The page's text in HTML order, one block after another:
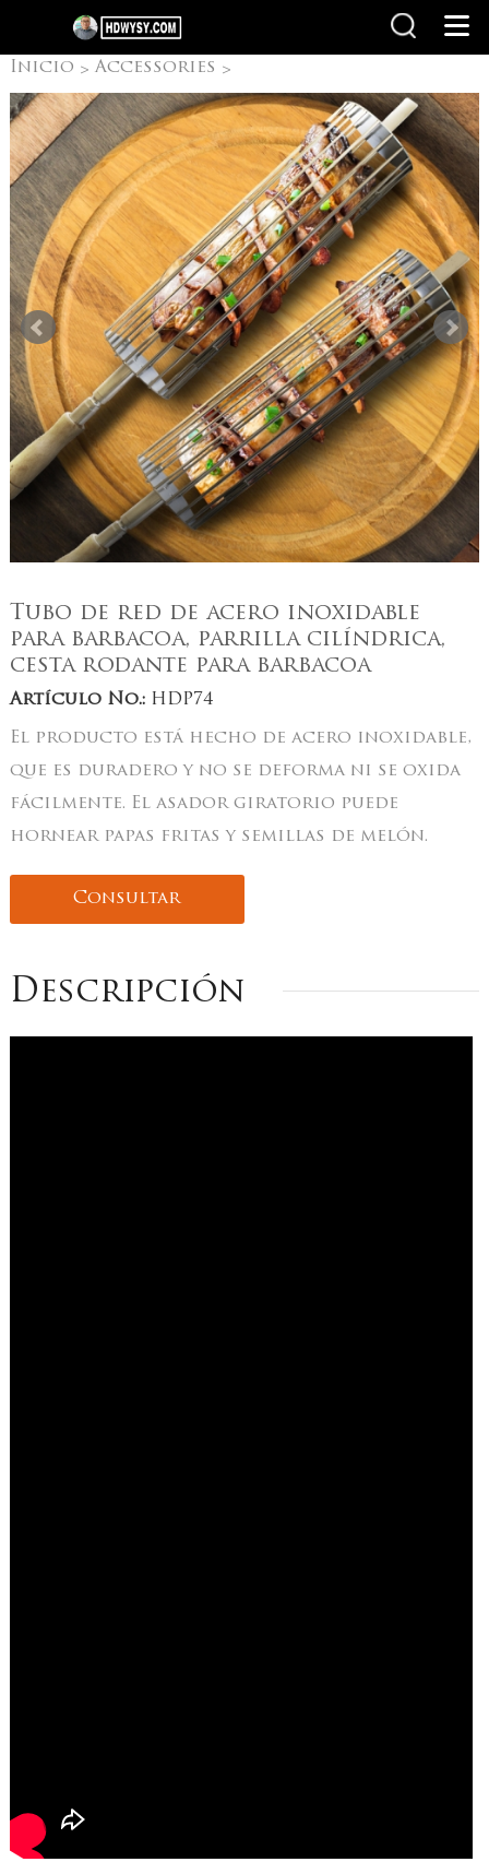
Inicio > Accessories >
Tubo de red de acero inoxidable
para barbacoa, parrilla cilíndrica,
cesta rodante para barbacoa
Artículo No.:HDP74
El producto está hecho de acero inoxidable,
que es duradero y no se deforma ni se oxida
fácilmente. El asador giratorio puede
hornear papas fritas y semillas de melón.
Consultar
Descripción